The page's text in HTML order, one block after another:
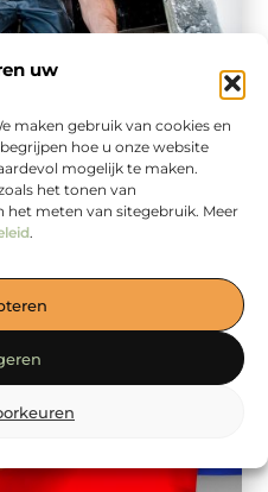
uw
maken gebruik van cookies en
hoe u onze website
mogelijk te maken.
het tonen van
het meten van sitegebruik. Meer
.
een Professionele
Overweeg dan
hoofddorplokaal.nl.
kunnen een wereld ...